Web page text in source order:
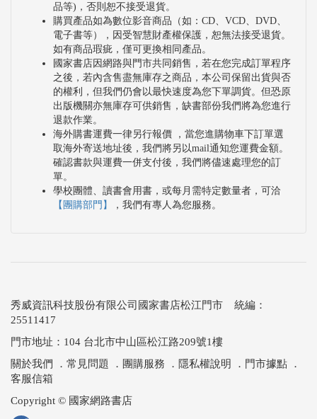
品等)，否則恕不接受退貨。
購買產品如為數位影音商品（如：CD、VCD、DVD、
電子書等），因受智慧財產權保護，恕無法接受退貨。
如有商品瑕疵，僅可更換相同產品。
國家書店因網路與門市共同銷售，若在您完成訂單程序
之後，若內含售盡無庫存之商品，本公司保留出貨與否
的權利，但我們仍會以最快速度為您下單調貨。但恐原
出版機關亦無庫存可供銷售，缺書部份我們將為您進行
退款作業。
海外購書運費一律另行報價 ，當您進購物車下訂單選
取海外寄送地址後，我們將另以mail通知您運費金額。
確認書款與運費一併支付後，我們將儘速處理您的訂
單。
學校團體、讀書會用書，或每月需特定數量者，可洽
【團購部門】
，我們有專人為您服務。
秀威資訊科技股份有限公司國家書店松江門市 統編：
25511417
門市地址：104 台北市中山區松江路209號1樓
關於我們
． 常見問題 ． 團購服務 ． 隱私權說明 ． 門市據點 ．
客服信箱
Copyright © 國家網路書店